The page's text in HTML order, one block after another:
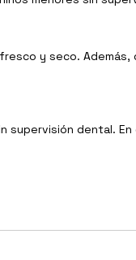
y seco.
supervisión dental.